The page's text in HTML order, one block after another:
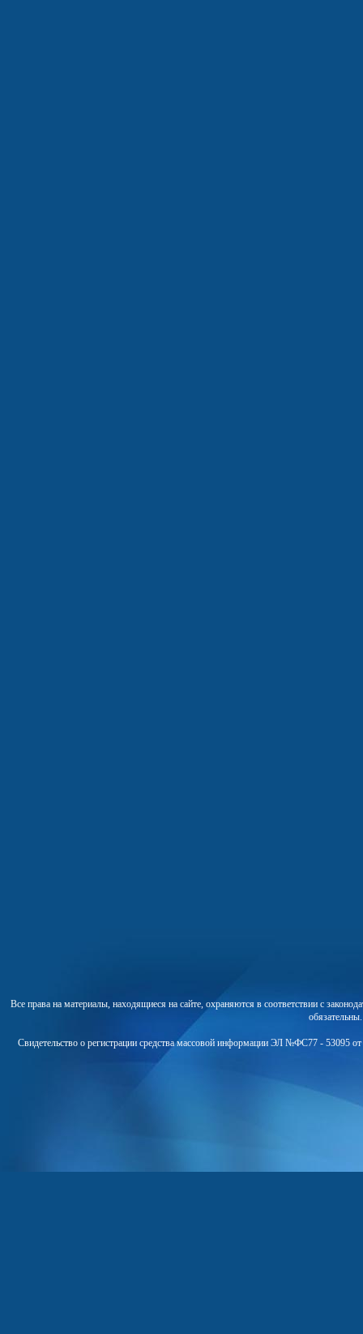
Все права на материалы, находящиеся на сайте, охраняются в соответствии с
Свидетельство о регистрации средства массовой информации ЭЛ №ФС77 - 53095